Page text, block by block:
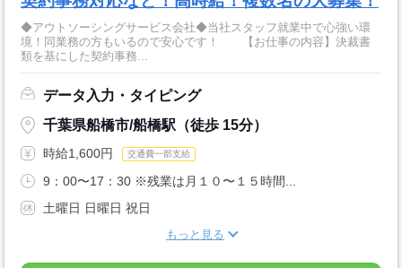
◆アウトソーシングサービス会社◆当社スタッフ就業中で心強い環
境！同業務の方もいるので安心です！ 【お仕事の内容】決裁書
類を基にした契約事務...
データ入力・タイピング
千葉県船橋市/船橋駅（徒歩 15分）
時給1,600円 交通費一部支給
9：00〜17：30 ※残業は月１０〜１５時間...
土曜日 日曜日 祝日
もっと見る